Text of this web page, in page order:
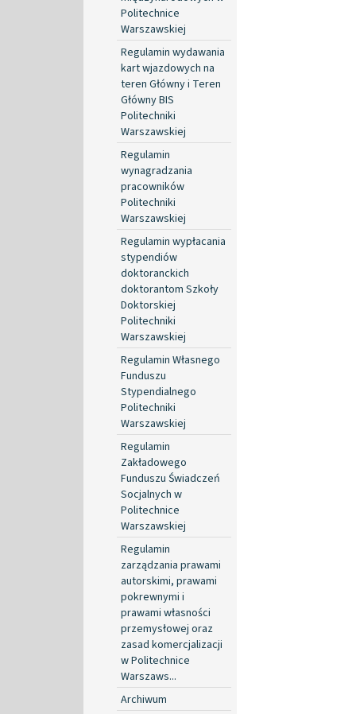
Politechnice
Warszawskiej
Regulamin wydawania
kart wjazdowych na
teren Główny i Teren
Główny BIS
Politechniki
Warszawskiej
Regulamin
wynagradzania
pracowników
Politechniki
Warszawskiej
Regulamin wypłacania
stypendiów
doktoranckich
doktorantom Szkoły
Doktorskiej
Politechniki
Warszawskiej
Regulamin Własnego
Funduszu
Stypendialnego
Politechniki
Warszawskiej
Regulamin
Zakładowego
Funduszu Świadczeń
Socjalnych w
Politechnice
Warszawskiej
Regulamin
zarządzania prawami
autorskimi, prawami
pokrewnymi i
prawami własności
przemysłowej oraz
zasad komercjalizacji
w Politechnice
Warszaws...
Archiwum